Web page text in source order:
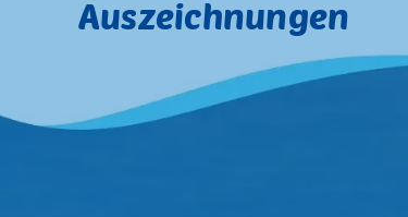
Auszeichnungen